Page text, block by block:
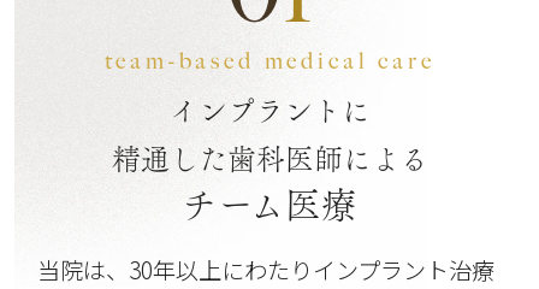
team-based medical care
インプラントに
精通した歯科医師による
チーム医療
当院は、30年以上にわたりインプラント治療